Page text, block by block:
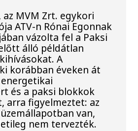
MVM Zrt. egykori
ATV-n Rónai Egonnak
vázolta fel a Paksi
álló példátlan
A
korábban éveken át
és a paksi blokkok
arra figyelmeztet: az
van,
nem tervezték.